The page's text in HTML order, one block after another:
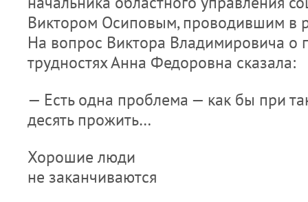
Виктором Осиповым, проводившим в
На вопрос Виктора Владимировича о
трудностях Анна Федоровна сказала:
— Есть одна проблема — как бы при
десять прожить…
Хорошие люди
не заканчиваются